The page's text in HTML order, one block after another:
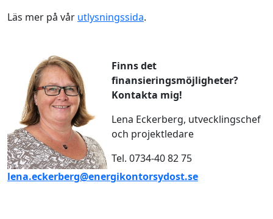
Läs mer på vår utlysningssida.
Finns det
finansieringsmöjligheter?
Kontakta mig!
Lena Eckerberg, utvecklingschef
och projektledare
Tel. 0734-40 82 75
lena.eckerberg@energikontorsydost.se